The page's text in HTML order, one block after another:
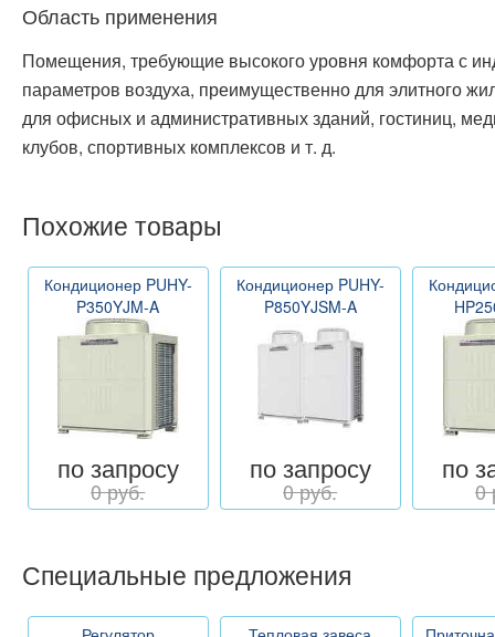
Область применения
Помещения, требующие высокого уровня комфорта с
параметров воздуха, преимущественно для элитного
для офисных и административных зданий, гостиниц,
клубов, спортивных комплексов и т. д.
Похожие товары
Кондиционер PUHY-
P350YJM-A
по запросу
0 руб.
Кондиционер PUHY-
P850YJSM-A
по запросу
0 руб.
по
0
Специальные предложения